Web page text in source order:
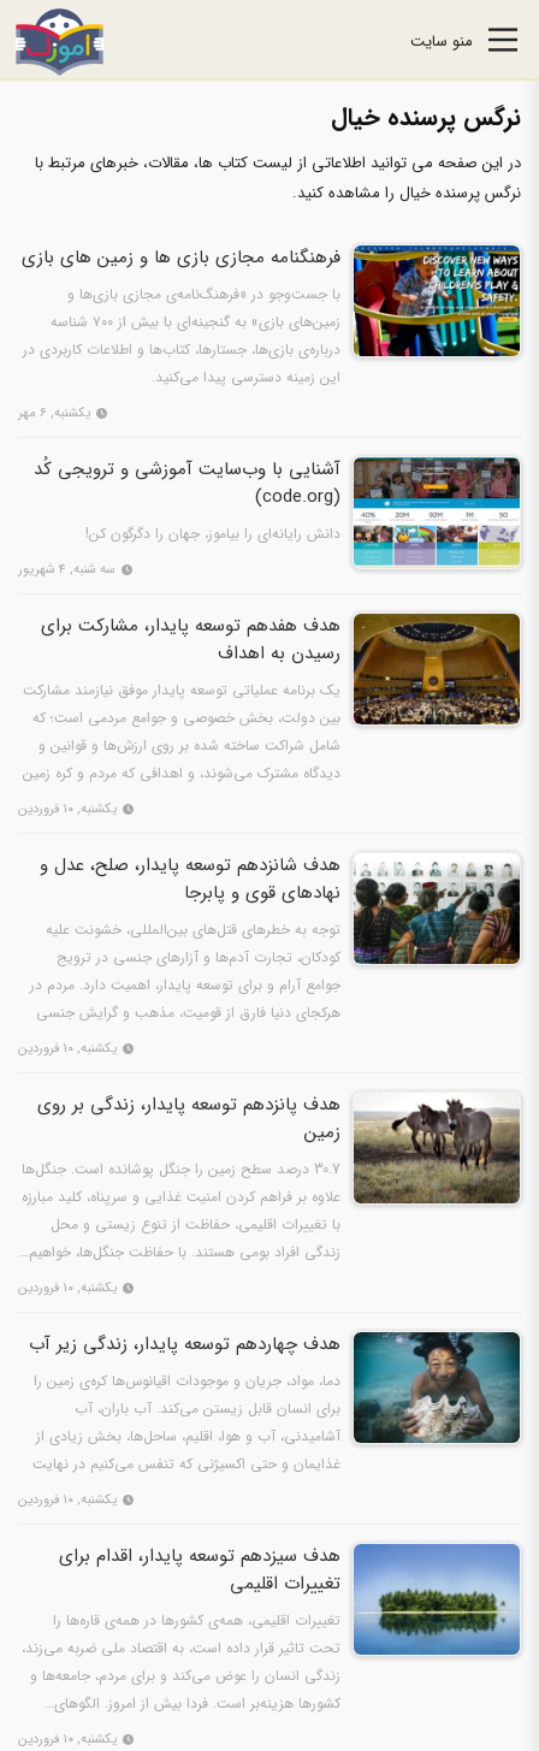
منو سایت
نرگس پرسنده خیال
در این صفحه می توانید اطلاعاتی از لیست کتاب ها، مقالات، خبرهای مرتبط با
نرگس پرسنده خیال را مشاهده کنید.
فرهنگنامه‌ مجازی بازی‌ ها و زمین‌ های بازی
با جست‌وجو در «فرهنگ‌نامه‌ی مجازی بازی‌ها و
زمین‌های بازی‌» به گنجینه‌ای با بیش از ۷۰۰ شناسه
درباره‌ی بازی‌ها، جستارها، کتاب‌ها و اطلاعات کاربردی در
این زمینه دسترسی پیدا می‌کنید.
یکشنبه, ۶ مهر
آشنایی با وب‌سایت آموزشی و ترویجی کُد
(code.org)
دانش رایانه‌ای را بیاموز، جهان را دگرگون کن!
سه شنبه, ۴ شهریور
هدف هفدهم توسعه پایدار، مشارکت برای
رسیدن به اهداف
یک برنامه عملیاتی توسعه پایدار موفق نیازمند مشارکت
بین دولت، بخش خصوصی و جوامع مردمی است؛ که
شامل شراکت ساخته شده بر روی ارزش‌ها و قوانین و
دیدگاه مشترک می‌شوند، و اهدافی که مردم و کره زمین
یکشنبه, ۱۰ فروردین
هدف شانزدهم توسعه پایدار، صلح، عدل و
نهادهای قوی و پابرجا
توجه به خطرهای قتل‌های بین‌المللی، خشونت علیه
کودکان، تجارت آدم‌ها و آزارهای جنسی در ترویج
جوامع آرام و برای توسعه پایدار، اهمیت دارد. مردم در
هرکجای دنیا فارق از قومیت، مذهب و گرایش جنسی
یکشنبه, ۱۰ فروردین
هدف پانزدهم توسعه پایدار، زندگی بر روی
زمین
30.7 درصد سطح زمین را جنگل پوشانده است. جنگل‌ها
علاوه بر فراهم کردن امنیت غذایی و سرپناه، کلید مبارزه
با تغییرات اقلیمی، حفاظت از تنوع زیستی و محل
زندگی افراد بومی هستند. با حفاظت جنگل‌ها، خواهیم…
یکشنبه, ۱۰ فروردین
هدف چهاردهم توسعه پایدار، زندگی زیر آب‌
دما، مواد، جریان و موجودات اقیانوس‌ها کره‌ی زمین را
برای انسان قابل زیستن می‌کند. آب باران، آب
آشامیدنی، آب و هوا، اقلیم، ساحل‌ها، بخش زیادی از
غذایمان و حتی اکسیژنی که تنفس می‌کنیم در نهایت
یکشنبه, ۱۰ فروردین
هدف سیزدهم توسعه پایدار، اقدام برای
تغییرات اقلیمی
تغییرات اقلیمی، همه‌ی کشورها در همه‌ی قاره‌ها را
تحت تاثیر قرار داده است، به اقتصاد ملی ضربه می‌زند،
زندگی انسان را عوض می‌کند و برای مردم، جامعه‌ها و
کشورها هزینه‌بر است. فردا بیش از امروز. الگوهای…
یکشنبه, ۱۰ فروردین